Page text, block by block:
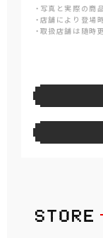
・写真と実際の商
・店舗により登場
・取扱店舗は随時